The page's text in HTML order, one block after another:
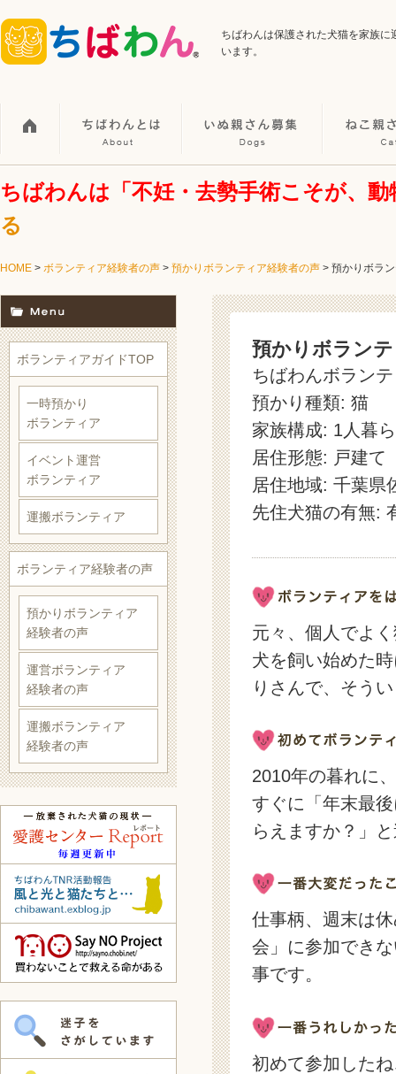
ちばわんは保護された犬猫を家族
います。
ちばわんは「不妊・去勢手術こそが、
る
HOME > ボランティア経験者の声 > 預かりボランティア経験者の声 > 預かりボラ
預かりボラン
ちばわんボラン
預かり種類: 猫
家族構成: 1人暮
居住形態: 戸建て
居住地域: 千葉県
先住犬猫の有無:
元々、個人でよ
犬を飼い始めた
りさんで、そう
2010年の暮れに
すぐに「年末最
らえますか？」
仕事柄、週末は
会」に参加でき
事です。
初めて参加した
ボランティアガイドTOP
一時預かり
ボランティア
イベント運営
ボランティア
運搬ボランティア
ボランティア経験者の声
預かりボランティア
経験者の声
運営ボランティア
経験者の声
運搬ボランティア
経験者の声